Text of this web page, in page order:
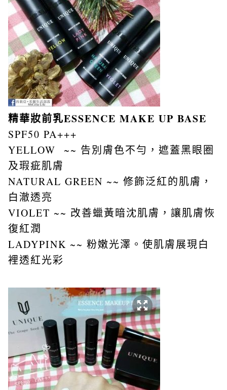
精華妝前乳ESSENCE MAKE UP BASE
SPF50 PA+++
YELLOW ~~ 告別膚色不勻，遮蓋黑眼圈
及瑕疵肌膚
NATURAL GREEN ~~ 修飾泛紅的肌膚，
白澈透亮
VIOLET ~~ 改善蠟黃暗沈肌膚，讓肌膚恢
復紅潤
LADYPINK ~~ 粉嫩光澤。使肌膚展現白
裡透紅光彩